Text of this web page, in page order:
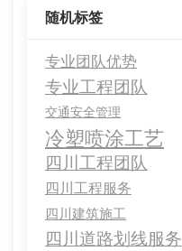
随机标签
专业团队优势
专业工程团队
交通安全管理
冷塑喷涂工艺
四川工程团队
四川工程服务
四川建筑施工
四川道路划线服务